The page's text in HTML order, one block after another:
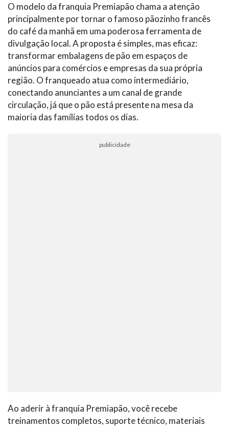
O modelo da franquia Premiapão chama a atenção
principalmente por tornar o famoso pãozinho francês
do café da manhã em uma poderosa ferramenta de
divulgação local. A proposta é simples, mas eficaz:
transformar embalagens de pão em espaços de
anúncios para comércios e empresas da sua própria
região. O franqueado atua como intermediário,
conectando anunciantes a um canal de grande
circulação, já que o pão está presente na mesa da
maioria das famílias todos os dias.
publicidade
Ao aderir à franquia Premiapão, você recebe
treinamentos completos, suporte técnico, materiais